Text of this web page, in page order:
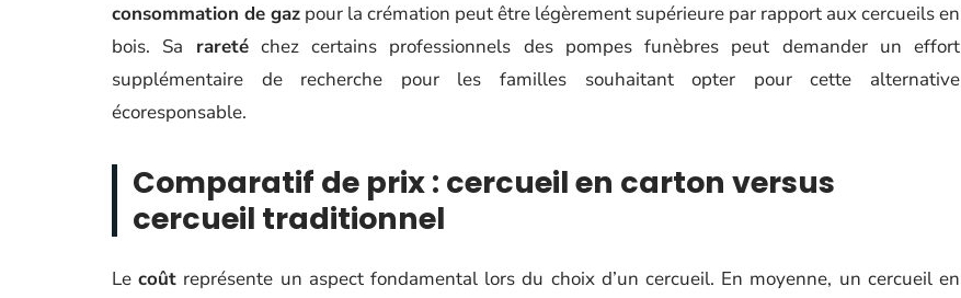
consommation de gaz pour la crémation peut être légèrement supérieure par rapport aux cercueils en
bois. Sa raretéchez certains professionnels des pompes funèbres peut demander un effort
supplémentaire de recherche pour les familles souhaitant opter pour cette alternative
écoresponsable.
Comparatif de prix : cercueil en carton versus
cercueil traditionnel
Lecoût représente un aspect fondamental lors du choix d’un cercueil. En moyenne, un cercueil en